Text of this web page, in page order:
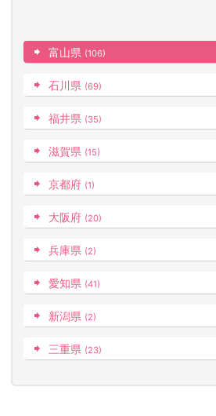
富山県 (106)
石川県 (69)
福井県 (35)
滋賀県 (15)
京都府 (1)
大阪府 (20)
兵庫県 (2)
愛知県 (41)
新潟県 (2)
三重県 (23)